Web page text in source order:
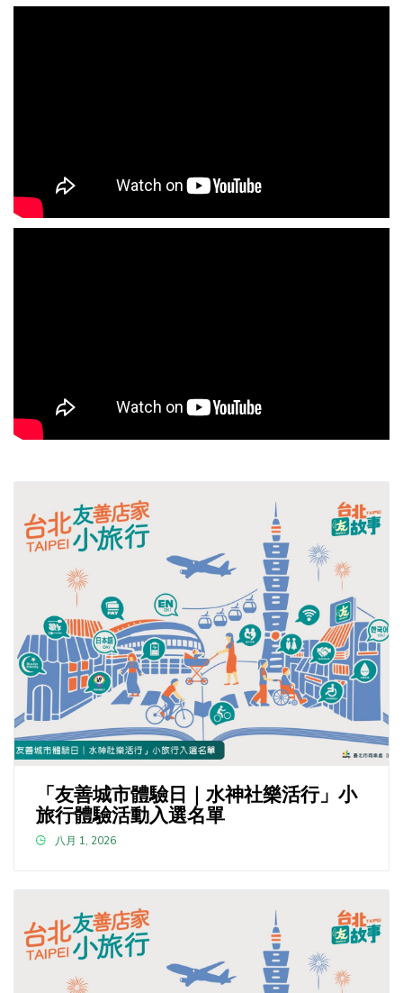
「友善城市體驗日｜水神社樂活行」小
旅行體驗活動入選名單
八月 1, 2026